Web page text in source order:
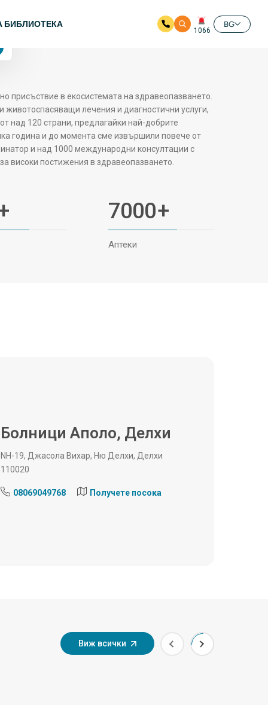
БИБЛИОТЕКА
1066
BG
4.7 оценки от Google
24/7
присъствие в екосистемата на здравеопазването.
лечения и диагностични услуги,
над 120 страни, предлагайки най-добрите
година и до момента сме извършили повече от
и над 1000 международни консултации с
високи постижения в здравеопазването.
7000+
Аптеки
Болници Аполо, Делхи
NH-19, Джасола Вихар, Ню Делхи, Делхи
110020
08069049768 Получете посока
Виж всички